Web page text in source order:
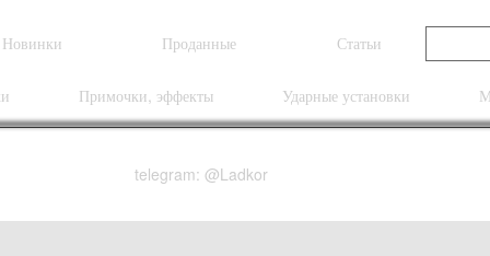
Новинки Проданные Статьи
Примочки, эффекты Ударные установки
telegram: @Ladkor